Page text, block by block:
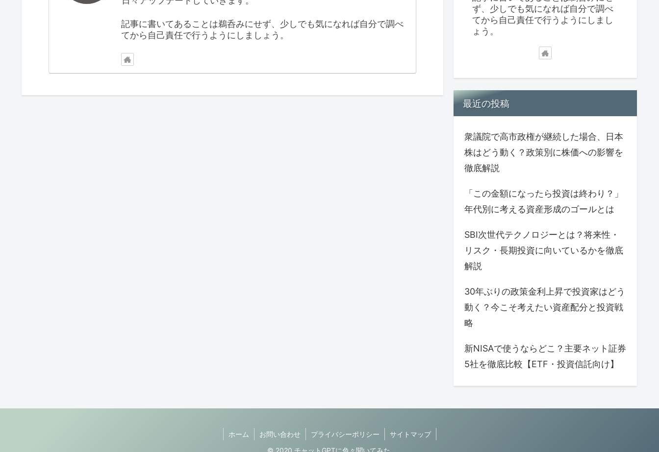
記事に書いてあることは鵜呑みにせず、少しでも気になれば自分で調べ
てから自己責任で行うようにしましょう。
ず、少しでも気になれば自分で調べ
てから自己責任で行うようにしまし
ょう。
最近の投稿
衆議院で高市政権が継続した場合、日本
株はどう動く？政策別に株価への影響を
徹底解説
「この金額になったら投資は終わり？」
年代別に考える資産形成のゴールとは
SBI次世代テクノロジーとは？将来性・
リスク・長期投資に向いているかを徹底
解説
30年ぶりの政策金利上昇で投資家はどう
動く？今こそ考えたい資産配分と投資戦
略
新NISAで使うならどこ？主要ネット証券
5社を徹底比較【ETF・投資信託向け】
ホーム お問い合わせ プライバシーポリシー
サイトマップ